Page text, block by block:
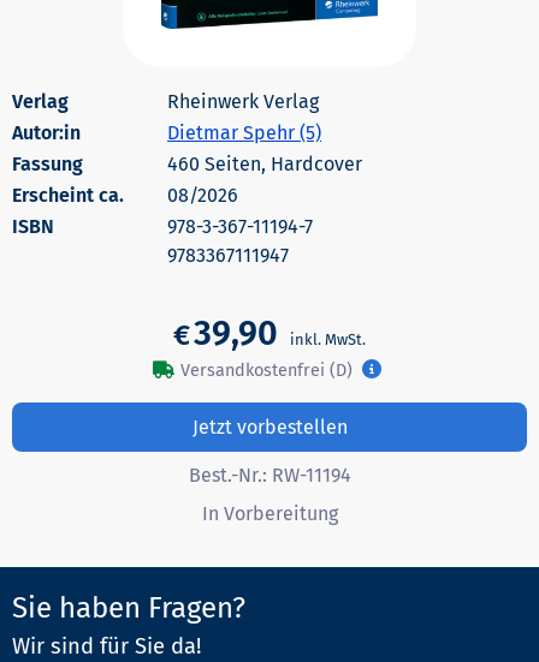
Rheinwerk Verlag
Autor:in
Dietmar Spehr (5)
460 Seiten, Hardcover
Erscheint ca.
08/2026
978-3-367-11194-7
9783367111947
€39,90
Versandkostenfrei (D)
Jetzt vorbestellen
Best.-Nr.: RW-11194
In Vorbereitung
Sie haben Fragen?
Wir sind für Sie da!